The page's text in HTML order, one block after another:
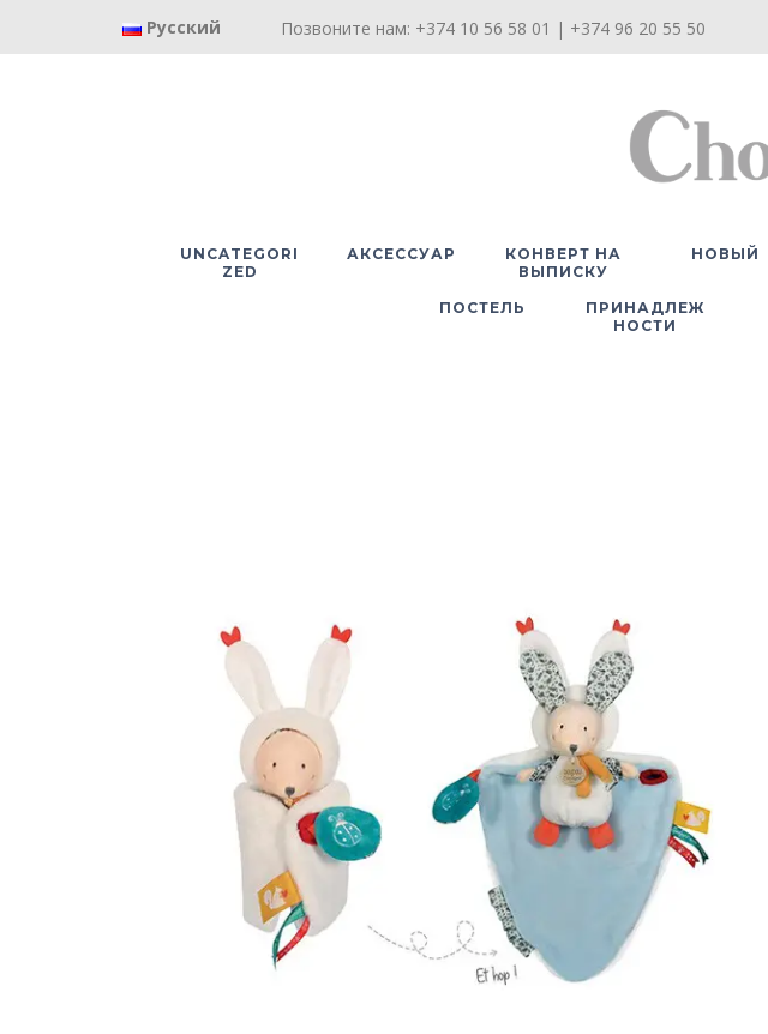
Русский Позвоните нам: +374 10 56 58 01 | +374 96 20 55 50
UNCATEGORI
ZED
АКСЕССУАР
КОНВЕРТ НА
ВЫПИСКУ
НОВЫЙ
ПОСТЕЛЬ
ПРИНАДЛЕЖ
НОСТИ